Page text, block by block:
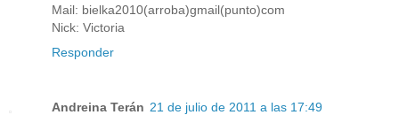
Mail: bielka2010(arroba)gmail(punto)com
Nick: Victoria
Responder
Andreina Terán 21 de julio de 2011 a las 17:49